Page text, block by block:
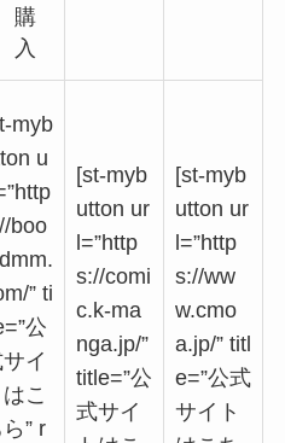
購
入
myb
u
boo
” ti
公
イ
はこ
” r
[st-myb
utton ur
l=”http
s://comi
c.k-ma
nga.jp/”
title=”公
式サイ
[st-myb
utton ur
l=”http
s://ww
w.cmo
a.jp/” titl
e=”公式
サイト